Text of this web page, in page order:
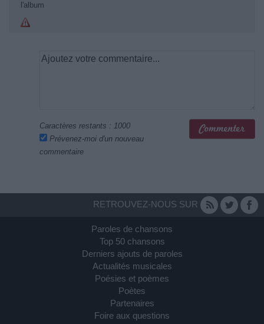
l'album
Caractères restants : 1000
Prévenez-moi d'un nouveau
commentaire
RETROUVEZ-NOUS SUR
Paroles de chansons
Top 50 chansons
Derniers ajouts de paroles
Actualités musicales
Poésies et poèmes
Poètes
Partenaires
Foire aux questions